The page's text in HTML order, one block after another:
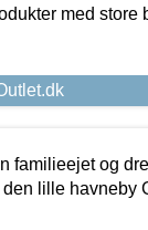
med store
familieejet og
lille havneby